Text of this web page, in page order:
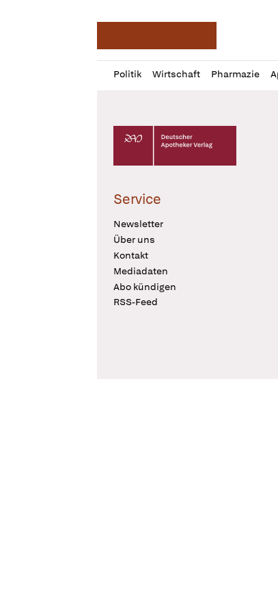
Politik Wirtschaft Pharmazie
Profil
öffnen
Daz
Pur
Deutscher Apotheker Verlag Logo
Service
Newsletter
Über uns
Kontakt
Mediadaten
Abo kündigen
RSS-Feed